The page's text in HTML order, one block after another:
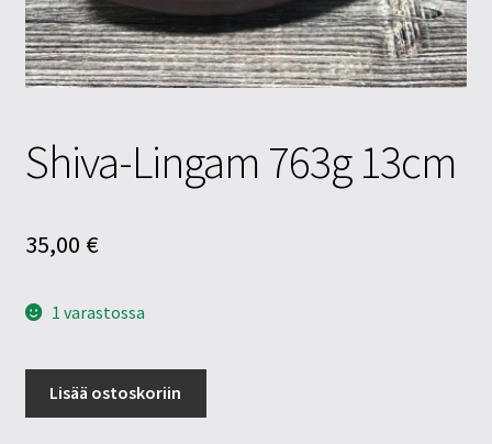
Tietosuojaseloste
Tuotteet
Shiva-Lingam 763g 13cm
35,00 €
1 varastossa
Lisää ostoskoriin